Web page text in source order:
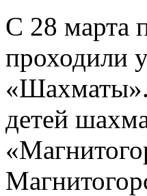
С 28 марта
проходили
детей